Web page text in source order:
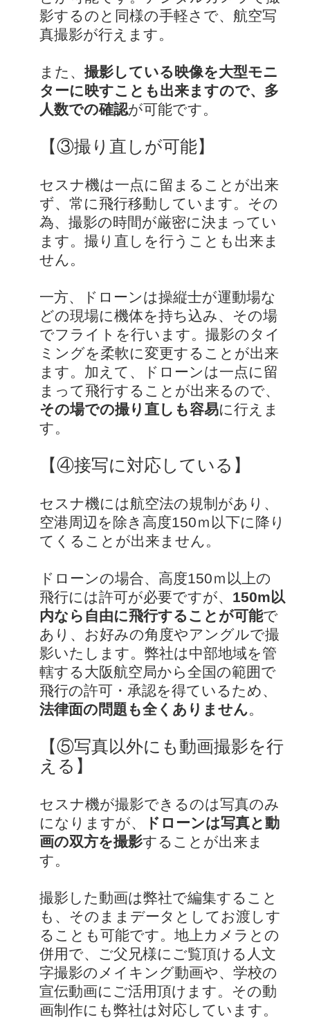
影するのと同様の手軽さで、航空写
真撮影が行えます。
また、 撮影している映像を大型モニ
ターに映すことも出来ますので、多
人数での確認が可能です。
【③撮り直しが可能】
セスナ機は一点に留まることが出来
ず、常に飛行移動しています。その
為、撮影の時間が厳密に決まってい
ます。撮り直しを行うことも出来ま
せん。
一方、ドローンは操縦士が運動場な
どの現場に機体を持ち込み、その場
でフライトを行います。撮影のタイ
ミングを柔軟に変更することが出来
ます。加えて、ドローンは一点に留
まって飛行することが出来るので、
その場での撮り直しも容易に行えま
す。
【④接写に対応している】
セスナ機には航空法の規制があり、
空港周辺を除き高度150ｍ以下に降り
てくることが出来ません。
ドローンの場合、高度150ｍ以上の
飛行には許可が必要ですが、 150m以
内なら自由に飛行することが可能で
あり、お好みの角度やアングルで撮
影いたします。弊社は中部地域を管
轄する大阪航空局から全国の範囲で
飛行の許可・承認を得ているため、
法律面の問題も全くありません。
【⑤写真以外にも動画撮影を行
える】
セスナ機が撮影できるのは写真のみ
になりますが、
ドローンは写真と動
画の双方を撮影することが出来ま
す。
撮影した動画は弊社で編集すること
も、そのままデータとしてお渡しす
ることも可能です。地上カメラとの
併用で、ご父兄様にご覧頂ける人文
字撮影のメイキング動画や、学校の
宣伝動画にご活用頂けます。その動
画制作にも弊社は対応しています。